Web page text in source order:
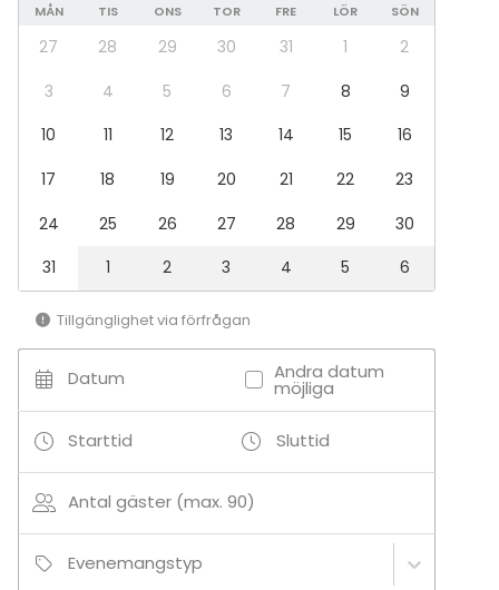
Bröllop
Middag / Lunch
Konferens
Företagsevent
Team building / Kick Off
Lokal
Restaurang
Festlokal
Lokal vid vattnet
MÅN TIS ONS TOR FRE LÖR SÖN
27 28 29 30 31 1
2
3
4 5 6 7 8
9
10
11 12 13 14 15
16
17
18 19 20 21 22
23
24
25 26 27 28 29
30
31
1 2 3 4 5 6
Tillgänglighet via förfrågan
Datum Andra datum
möjliga
Starttid Sluttid
Antal gäster (max. 90)
Evenemangstyp